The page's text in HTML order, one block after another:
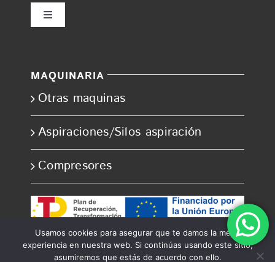
Toggle
Ley de cookies
Accesibilidad
Ayuda accesibilidad
Mapa del sitio
MAQUINARIA
Otras maquinas
Aspiraciones/Silos aspiración
Compresores
Usamos cookies para asegurar que te damos la mejor
experiencia en nuestra web. Si continúas usando este sitio,
asumiremos que estás de acuerdo con ello.